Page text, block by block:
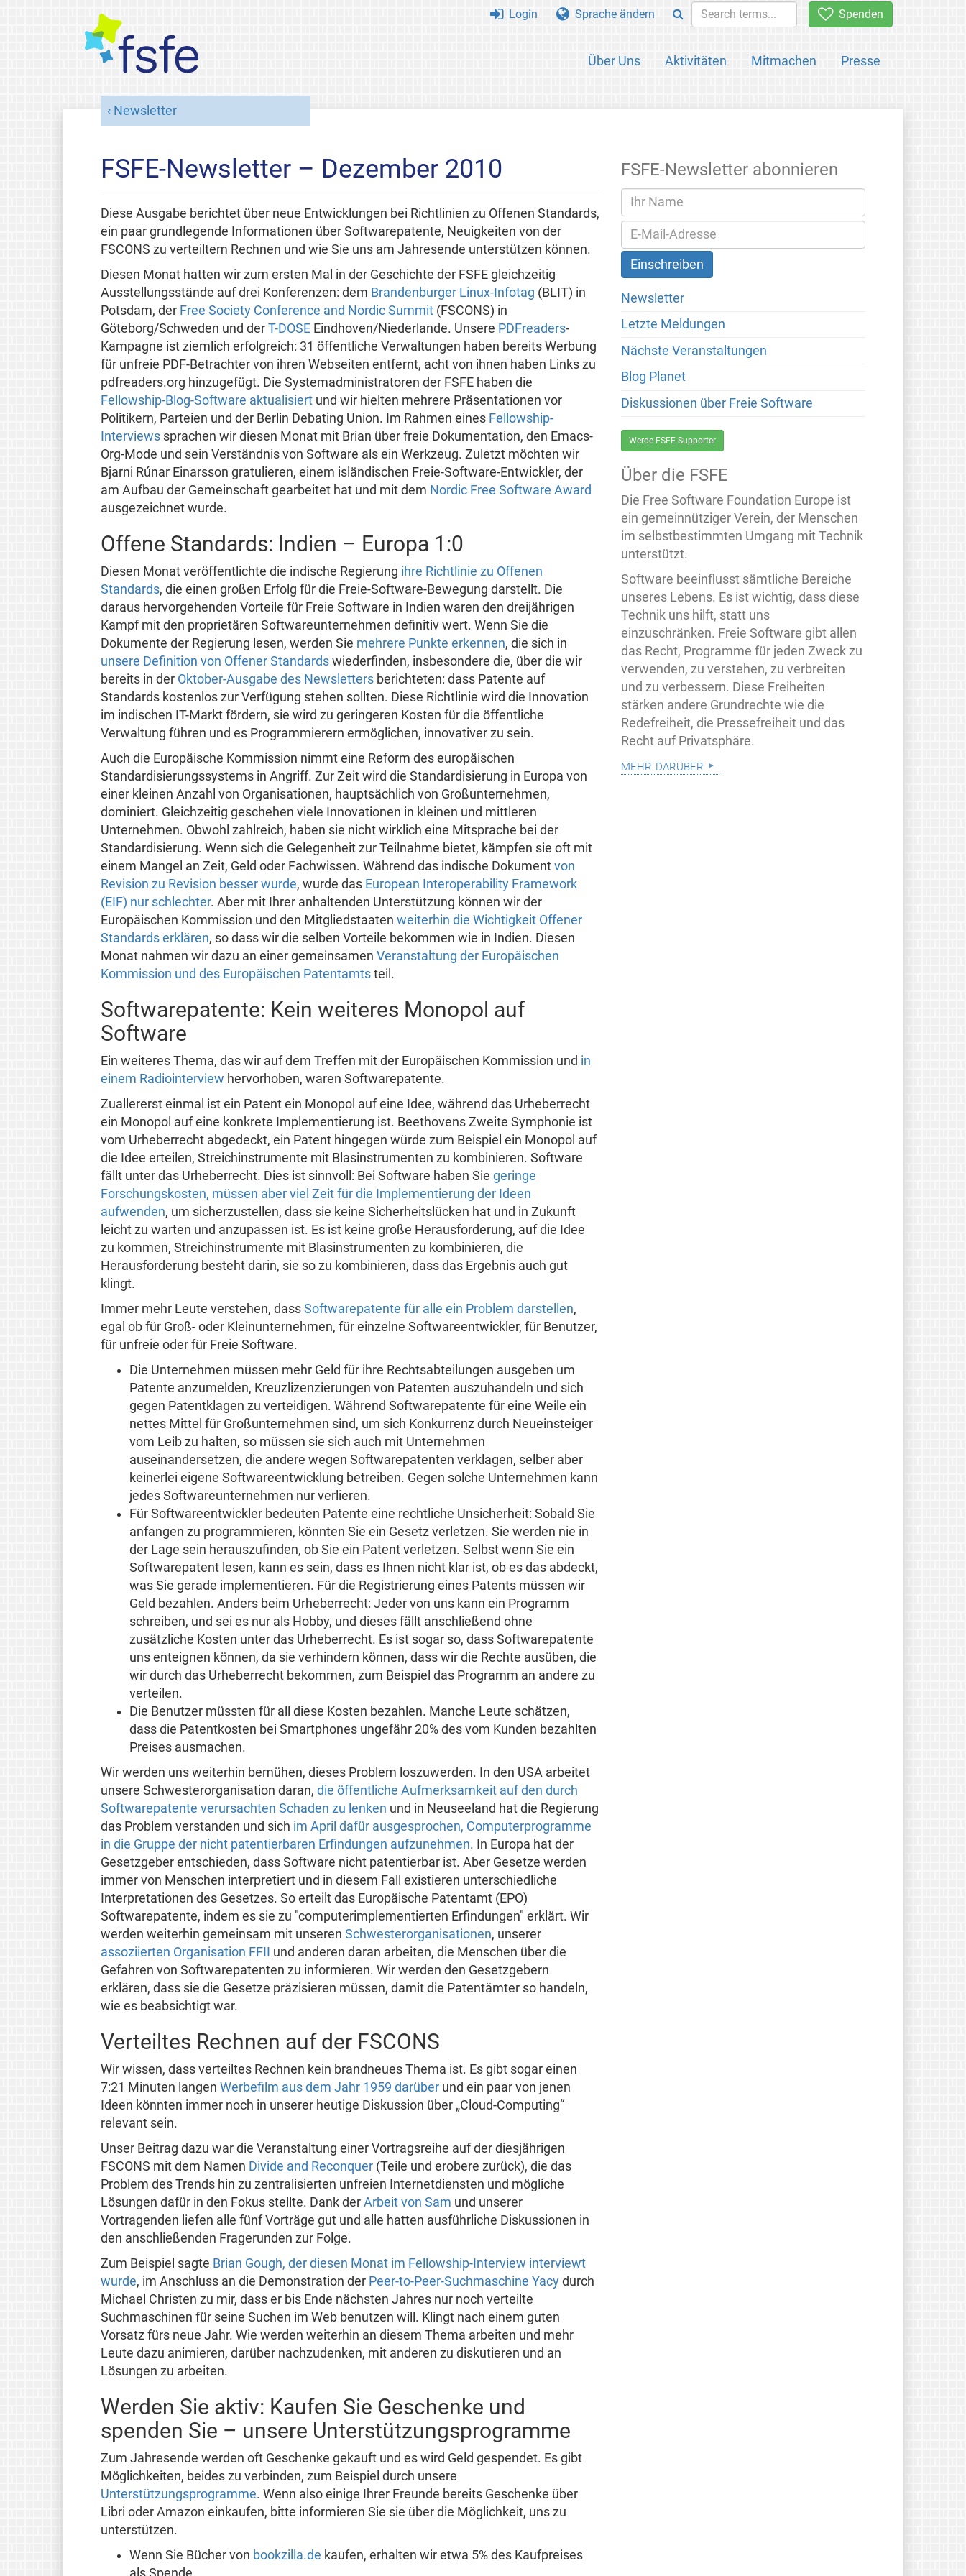
Spenden
Über Uns Aktivitäten Mitmachen Presse
Login Sprache ändern
Newsletter
FSFE-Newsletter – Dezember 2010
Diese Ausgabe berichtet über neue Entwicklungen bei Richtlinien zu Offenen Standards,
ein paar grundlegende Informationen über Softwarepatente, Neuigkeiten von der
FSCONS zu verteiltem Rechnen und wie Sie uns am Jahresende unterstützen können.
Diesen Monat hatten wir zum ersten Mal in der Geschichte der FSFE gleichzeitig
Ausstellungsstände auf drei Konferenzen: dem Brandenburger Linux-Infotag (BLIT) in
Potsdam, der Free Society Conference and Nordic Summit(FSCONS) in
Göteborg/Schweden und der T-DOSEEindhoven/Niederlande. Unsere PDFreaders-
Kampagne ist ziemlich erfolgreich: 31 öffentliche Verwaltungen haben bereits Werbung
für unfreie PDF-Betrachter von ihren Webseiten entfernt, acht von ihnen haben Links zu
pdfreaders.org hinzugefügt. Die Systemadministratoren der FSFE haben die
Fellowship-Blog-Software aktualisiertund wir hielten mehrere Präsentationen vor
Politikern, Parteien und der Berlin Debating Union. Im Rahmen eines Fellowship-
Interviewssprachen wir diesen Monat mit Brian über freie Dokumentation, den Emacs-
Org-Mode und sein Verständnis von Software als ein Werkzeug. Zuletzt möchten wir
Bjarni Rúnar Einarsson gratulieren, einem isländischen Freie-Software-Entwickler, der
am Aufbau der Gemeinschaft gearbeitet hat und mit dem Nordic Free Software Award
ausgezeichnet wurde.
Offene Standards: Indien – Europa 1:0
Diesen Monat veröffentlichte die indische Regierung ihre Richtlinie zu Offenen
Standards, die einen großen Erfolg für die Freie-Software-Bewegung darstellt. Die
daraus hervorgehenden Vorteile für Freie Software in Indien waren den dreijährigen
Kampf mit den proprietären Softwareunternehmen definitiv wert. Wenn Sie die
Dokumente der Regierung lesen, werden Sie mehrere Punkte erkennen, die sich in
unsere Definition von Offener Standardswiederfinden, insbesondere die, über die wir
bereits in der Oktober-Ausgabe des Newslettersberichteten: dass Patente auf
Standards kostenlos zur Verfügung stehen sollten. Diese Richtlinie wird die Innovation
im indischen IT-Markt fördern, sie wird zu geringeren Kosten für die öffentliche
Verwaltung führen und es Programmierern ermöglichen, innovativer zu sein.
Auch die Europäische Kommission nimmt eine Reform des europäischen
Standardisierungssystems in Angriff. Zur Zeit wird die Standardisierung in Europa von
einer kleinen Anzahl von Organisationen, hauptsächlich von Großunternehmen,
dominiert. Gleichzeitig geschehen viele Innovationen in kleinen und mittleren
Unternehmen. Obwohl zahlreich, haben sie nicht wirklich eine Mitsprache bei der
Standardisierung. Wenn sich die Gelegenheit zur Teilnahme bietet, kämpfen sie oft mit
einem Mangel an Zeit, Geld oder Fachwissen. Während das indische Dokument von
Revision zu Revision besser wurde, wurde das European Interoperability Framework
(EIF) nur schlechter. Aber mit Ihrer anhaltenden Unterstützung können wir der
Europäischen Kommission und den Mitgliedstaaten weiterhin die Wichtigkeit Offener
Standards erklären, so dass wir die selben Vorteile bekommen wie in Indien. Diesen
Monat nahmen wir dazu an einer gemeinsamen Veranstaltung der Europäischen
Kommission und des Europäischen Patentamtsteil.
Softwarepatente: Kein weiteres Monopol auf
Software
Ein weiteres Thema, das wir auf dem Treffen mit der Europäischen Kommission und in
einem Radiointerview hervorhoben, waren Softwarepatente.
Zuallererst einmal ist ein Patent ein Monopol auf eine Idee, während das Urheberrecht
ein Monopol auf eine konkrete Implementierung ist. Beethovens Zweite Symphonie ist
vom Urheberrecht abgedeckt, ein Patent hingegen würde zum Beispiel ein Monopol auf
die Idee erteilen, Streichinstrumente mit Blasinstrumenten zu kombinieren. Software
fällt unter das Urheberrecht. Dies ist sinnvoll: Bei Software haben Sie geringe
Forschungskosten, müssen aber viel Zeit für die Implementierung der Ideen
aufwenden, um sicherzustellen, dass sie keine Sicherheitslücken hat und in Zukunft
leicht zu warten und anzupassen ist. Es ist keine große Herausforderung, auf die Idee
zu kommen, Streichinstrumente mit Blasinstrumenten zu kombinieren, die
Herausforderung besteht darin, sie so zu kombinieren, dass das Ergebnis auch gut
klingt.
Immer mehr Leute verstehen, dass Softwarepatente für alle ein Problem darstellen,
egal ob für Groß- oder Kleinunternehmen, für einzelne Softwareentwickler, für Benutzer,
für unfreie oder für Freie Software.
Die Unternehmen müssen mehr Geld für ihre Rechtsabteilungen ausgeben um
Patente anzumelden, Kreuzlizenzierungen von Patenten auszuhandeln und sich
gegen Patentklagen zu verteidigen. Während Softwarepatente für eine Weile ein
nettes Mittel für Großunternehmen sind, um sich Konkurrenz durch Neueinsteiger
vom Leib zu halten, so müssen sie sich auch mit Unternehmen
auseinandersetzen, die andere wegen Softwarepatenten verklagen, selber aber
keinerlei eigene Softwareentwicklung betreiben. Gegen solche Unternehmen kann
jedes Softwareunternehmen nur verlieren.
Für Softwareentwickler bedeuten Patente eine rechtliche Unsicherheit: Sobald Sie
anfangen zu programmieren, könnten Sie ein Gesetz verletzen. Sie werden nie in
der Lage sein herauszufinden, ob Sie ein Patent verletzen. Selbst wenn Sie ein
Softwarepatent lesen, kann es sein, dass es Ihnen nicht klar ist, ob es das abdeckt,
was Sie gerade implementieren. Für die Registrierung eines Patents müssen wir
Geld bezahlen. Anders beim Urheberrecht: Jeder von uns kann ein Programm
schreiben, und sei es nur als Hobby, und dieses fällt anschließend ohne
zusätzliche Kosten unter das Urheberrecht. Es ist sogar so, dass Softwarepatente
uns enteignen können, da sie verhindern können, dass wir die Rechte ausüben, die
wir durch das Urheberrecht bekommen, zum Beispiel das Programm an andere zu
verteilen.
Die Benutzer müssten für all diese Kosten bezahlen. Manche Leute schätzen,
dass die Patentkosten bei Smartphones ungefähr 20% des vom Kunden bezahlten
Preises ausmachen.
Wir werden uns weiterhin bemühen, dieses Problem loszuwerden. In den USA arbeitet
unsere Schwesterorganisation daran, die öffentliche Aufmerksamkeit auf den durch
Softwarepatente verursachten Schaden zu lenken und in Neuseeland hat die Regierung
das Problem verstanden und sich im April dafür ausgesprochen, Computerprogramme
in die Gruppe der nicht patentierbaren Erfindungen aufzunehmen. In Europa hat der
Gesetzgeber entschieden, dass Software nicht patentierbar ist. Aber Gesetze werden
immer von Menschen interpretiert und in diesem Fall existieren unterschiedliche
Interpretationen des Gesetzes. So erteilt das Europäische Patentamt (EPO)
Softwarepatente, indem es sie zu "computerimplementierten Erfindungen" erklärt. Wir
werden weiterhin gemeinsam mit unseren Schwesterorganisationen, unserer
assoziierten Organisation FFII und anderen daran arbeiten, die Menschen über die
Gefahren von Softwarepatenten zu informieren. Wir werden den Gesetzgebern
erklären, dass sie die Gesetze präzisieren müssen, damit die Patentämter so handeln,
wie es beabsichtigt war.
Verteiltes Rechnen auf der FSCONS
Wir wissen, dass verteiltes Rechnen kein brandneues Thema ist. Es gibt sogar einen
7:21 Minuten langen Werbefilm aus dem Jahr 1959 darüberund ein paar von jenen
Ideen könnten immer noch in unserer heutige Diskussion über „Cloud-Computing“
relevant sein.
Unser Beitrag dazu war die Veranstaltung einer Vortragsreihe auf der diesjährigen
FSCONS mit dem Namen Divide and Reconquer(Teile und erobere zurück), die das
Problem des Trends hin zu zentralisierten unfreien Internetdiensten und mögliche
Lösungen dafür in den Fokus stellte. Dank der Arbeit von Sam und unserer
Vortragenden liefen alle fünf Vorträge gut und alle hatten ausführliche Diskussionen in
den anschließenden Fragerunden zur Folge.
Zum Beispiel sagte Brian Gough, der diesen Monat im Fellowship-Interview interviewt
wurde, im Anschluss an die Demonstration der Peer-to-Peer-Suchmaschine Yacydurch
Michael Christen zu mir, dass er bis Ende nächsten Jahres nur noch verteilte
Suchmaschinen für seine Suchen im Web benutzen will. Klingt nach einem guten
Vorsatz fürs neue Jahr. Wie werden weiterhin an diesem Thema arbeiten und mehr
Leute dazu animieren, darüber nachzudenken, mit anderen zu diskutieren und an
Lösungen zu arbeiten.
Werden Sie aktiv: Kaufen Sie Geschenke und
spenden Sie – unsere Unterstützungsprogramme
Zum Jahresende werden oft Geschenke gekauft und es wird Geld gespendet. Es gibt
Möglichkeiten, beides zu verbinden, zum Beispiel durch unsere
Unterstützungsprogramme. Wenn also einige Ihrer Freunde bereits Geschenke über
Libri oder Amazon einkaufen, bitte informieren Sie sie über die Möglichkeit, uns zu
unterstützen.
Wenn Sie Bücher von bookzilla.de kaufen, erhalten wir etwa 5% des Kaufpreises
als Spende.
FSFE-Newsletter abonnieren
Newsletter
Letzte Meldungen
Nächste Veranstaltungen
Blog Planet
Diskussionen über Freie Software
Werde FSFE-Supporter
Über die FSFE
Die Free Software Foundation Europe ist
ein gemeinnütziger Verein, der Menschen
im selbstbestimmten Umgang mit Technik
unterstützt.
Software beeinflusst sämtliche Bereiche
unseres Lebens. Es ist wichtig, dass diese
Technik uns hilft, statt uns
einzuschränken. Freie Software gibt allen
das Recht, Programme für jeden Zweck zu
verwenden, zu verstehen, zu verbreiten
und zu verbessern. Diese Freiheiten
stärken andere Grundrechte wie die
Redefreiheit, die Pressefreiheit und das
Recht auf Privatsphäre.
mehr darüber